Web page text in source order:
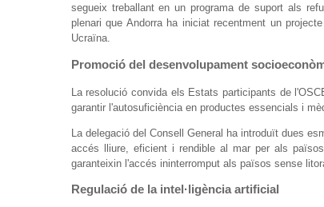
segueix treballant en un programa de suport als
plenari que Andorra ha iniciat recentment un
Ucraïna.
Promoció del desenvolupament
La resolució convida els Estats participants de
garantir l'autosuficiència en productes essencials i
La delegació del Consell General ha introduït dues
accés lliure, eficient i rendible al mar per als
garanteixin l'accés ininterromput als països sense
Regulació de la intel·ligència artificial